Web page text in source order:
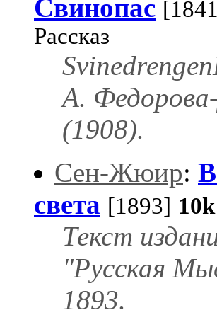
Свинопас
Рассказ
А.
(1908).
Сен-Жюир:
света [1893] 10k
Текст
"Русская
1893.